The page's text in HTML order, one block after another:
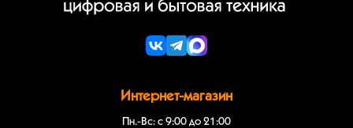
Интернет-магазин
Пн.-Вс: с 9:00 до 21:00